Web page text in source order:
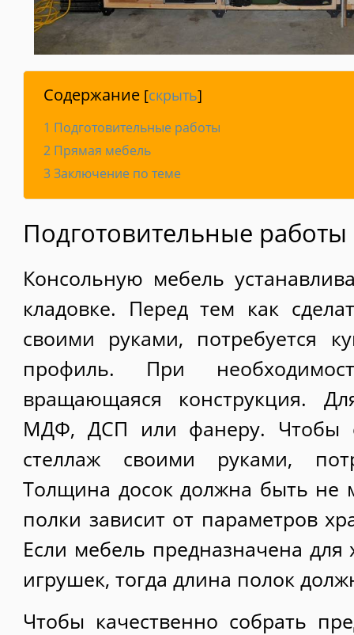
Содержание [скрыть]
1 Подготовительные работы
2 Прямая мебель
3Заключение по теме
Подготовительные работы
Консольную мебель
кладовке. Перед тем как
своими руками, потребуется
профиль. При
вращающаяся конструкция.
МДФ, ДСП или фанеру. Чтобы
стеллаж своими руками,
Толщина досок должна быть
полки зависит от параметров
Если мебель предназначена для
игрушек, тогда длина полок
Чтобы качественно собрать